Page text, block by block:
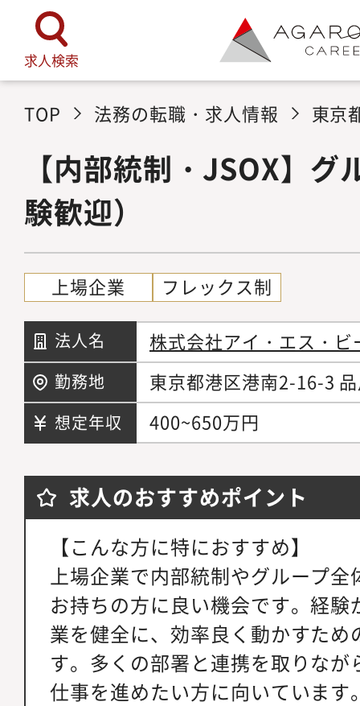
求人検索
TOP 法務の転職・求人情報 東京
【内部統制・JSOX】
験歓迎）
上場企業 フレックス制
法人名 株式会社アイ・エス・ビ
勤務地 東京都港区港南2-16-3
想定年収 400~650万円
求人のおすすめポイント
【こんな方に特におすすめ】
上場企業で内部統制やグループ
お持ちの方に良い機会です。経
業を健全に、効率良く動かすた
す。多くの部署と連携を取りな
仕事を進めたい方に向いています